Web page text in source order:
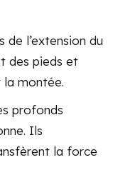
de l’extension du
des pieds et
montée.
profonds
Ils
la force